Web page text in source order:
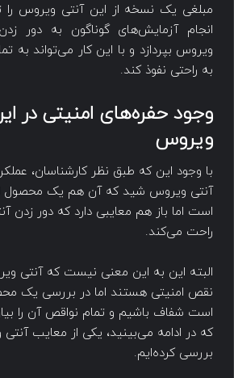
مبلغی یک نسخه از این آنتی ویروس
انجام آزمایش‌های گوناگون به دور
ویروس بپردازد و با این کار می‌تواند به
به راحتی نفوذ کند.
وجود حفره‌های امنیتی در
ویروس
با وجود این که طبق نظر کارشناسان،
آنتی ویروس شید که آن هم یک محصول
است اما باز هم معایبی دارد که دور زدن
راحت می‌کند.
البته این به این معنی نیست که آنتی
نقص امنیتی هستند اما در بررسی یک
است شفاف باشیم و تمام نواقص آن را
که در ادامه می‌بینید، یکی از معایب
بررسی کرده‌ایم.